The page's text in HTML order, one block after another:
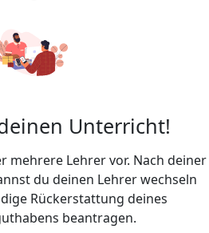
Unterricht!
mehrere Lehrer vor. Nach deiner
du deinen Lehrer wechseln
Rückerstattung deines
beantragen.